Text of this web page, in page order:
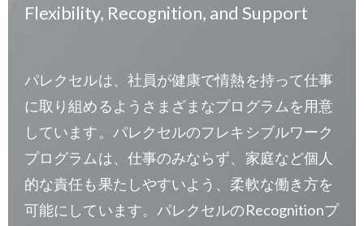
Flexibility, Recognition, and Support
パレクセルは、社員が健康で情熱を持って仕事
に取り組めるようさまざまなプログラムを用意
しています。パレクセルのフレキシブルワーク
プログラムは、仕事のみならず、家庭など個人
的な責任も果たしやすいよう、柔軟な働き方を
可能にしています。パレクセルのRecognitionプ